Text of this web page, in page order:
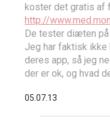
koster det gratis af
http://
De tester diæten
Jeg har faktisk ikke
deres app, så jeg
der er ok, og hvad
05.07.13